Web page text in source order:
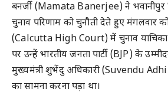
बनर्जी (Mamata Banerjee) ने भवानीपुर
चुनाव परिणाम को चुनौती देते हुए मंगलवार
(Calcutta High Court) में चुनाव याचिका
पर उन्हें भारतीय जनता पार्टी (BJP) के
मुख्यमंत्री शुभेंदु अधिकारी (Suvendu
का सामना करना पड़ा था।